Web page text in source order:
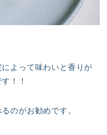
よって味わいと香りが
！！
のがお勧めです。